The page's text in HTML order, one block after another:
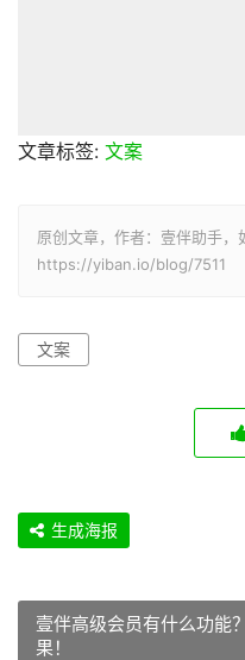
文章标签: 文案
原创文章，作者：壹伴助手，
https://yiban.io/blog/7511
文案
生成海报
壹伴高级会员有什么功能
果！